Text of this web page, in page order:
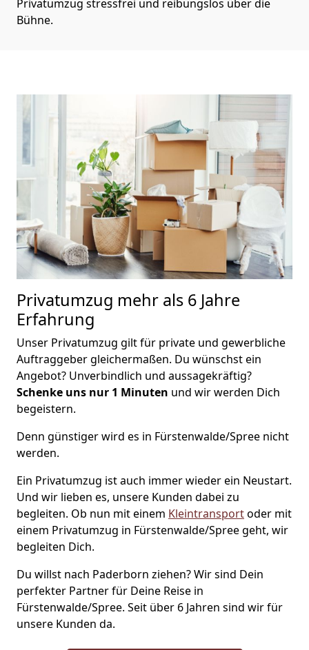
Privatumzug stressfrei und reibungslos über die
Bühne.
Privatumzug mehr als 6 Jahre
Erfahrung
Unser Privatumzug gilt für private und gewerbliche
Auftraggeber gleichermaßen. Du wünschst ein
Angebot? Unverbindlich und aussagekräftig?
Schenke uns nur 1 Minuten und wir werden Dich
begeistern.
Denn günstiger wird es in Fürstenwalde/Spree nicht
werden.
Ein Privatumzug ist auch immer wieder ein Neustart.
Und wir lieben es, unsere Kunden dabei zu
begleiten. Ob nun mit einem Kleintransportoder mit
einem Privatumzug in Fürstenwalde/Spree geht, wir
begleiten Dich.
Du willst nach Paderborn ziehen? Wir sind Dein
perfekter Partner für Deine Reise in
Fürstenwalde/Spree. Seit über 6 Jahren sind wir für
unsere Kunden da.